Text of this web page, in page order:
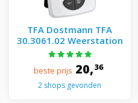
TFA Dostmann TFA
30.3061.02 Weerstation
beste prijs 20,36
2 shops gevonden